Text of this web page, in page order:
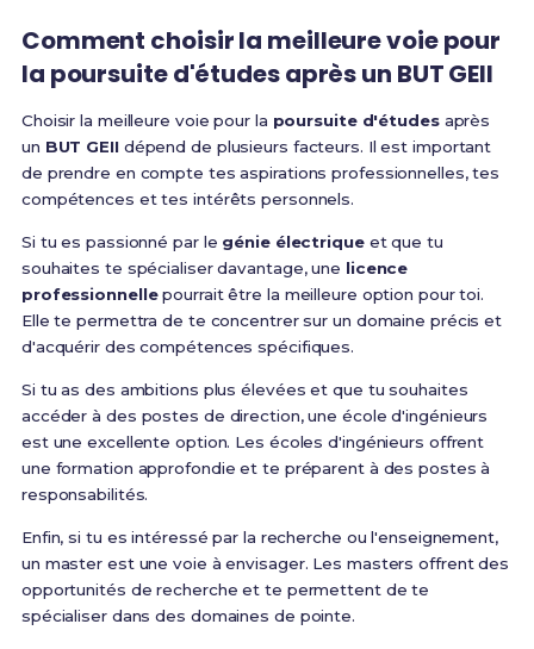
Comment choisir la meilleure voie pour
la poursuite d'études après un BUT GEII
Choisir la meilleure voie pour la poursuite d'étudesaprès
un BUT GEIIdépend de plusieurs facteurs. Il est important
de prendre en compte tes aspirations professionnelles, tes
compétences et tes intérêts personnels.
Si tu es passionné par le génie électriqueet que tu
souhaites te spécialiser davantage, une licence
professionnellepourrait être la meilleure option pour toi.
Elle te permettra de te concentrer sur un domaine précis et
d'acquérir des compétences spécifiques.
Si tu as des ambitions plus élevées et que tu souhaites
accéder à des postes de direction, une école d'ingénieurs
est une excellente option. Les écoles d'ingénieurs offrent
une formation approfondie et te préparent à des postes à
responsabilités.
Enfin, si tu es intéressé par la recherche ou l'enseignement,
un master est une voie à envisager. Les masters offrent des
opportunités de recherche et te permettent de te
spécialiser dans des domaines de pointe.